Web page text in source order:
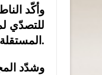
وأكّد
للتصدّي
المستقلة وذات السيادة على ترابه الوطني.
وشدّد